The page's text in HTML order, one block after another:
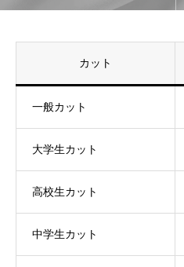
カット
一般カット
大学生カット
高校生カット
中学生カット